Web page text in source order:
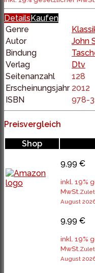
Details Kaufen
Genre
Autor
John
Bindung
Verlag
Dtv
Seitenanzahl
128
Erscheinungsjahr 2012
ISBN
978-
Preisvergleich
Shop
9,99 €
inkl. 19%
MwSt.
August
9,99 €
inkl. 19%
MwSt.
August